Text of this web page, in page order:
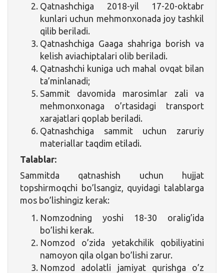
Qatnashchiga 2018-yil 17-20-oktabr
kunlari uchun mehmonxonada joy tashkil
qilib beriladi.
Qatnashchiga Gaaga shahriga borish va
kelish aviachiptalari olib beriladi.
Qatnashchi kuniga uch mahal ovqat bilan
ta’minlanadi;
Sammit davomida marosimlar zali va
mehmonxonaga o’rtasidagi transport
xarajatlari qoplab beriladi.
Qatnashchiga sammit uchun zaruriy
materiallar taqdim etiladi.
Talablar:
Sammitda qatnashish uchun hujjat
topshirmoqchi bo’lsangiz, quyidagi talablarga
mos bo’lishingiz kerak:
Nomzodning yoshi 18-30 oralig’ida
bo’lishi kerak.
Nomzod o’zida yetakchilik qobiliyatini
namoyon qila olgan bo’lishi zarur.
Nomzod adolatli jamiyat qurishga o’z